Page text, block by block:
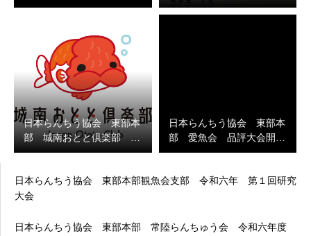
日本らんちう協会 東部本
部 城南おとと倶楽部 …
日本らんちう協会 東部本
部 愛魚会 品評大会開…
日本らんちう協会 東部本部観魚会支部 令和六年 第１回研究
大会
日本らんちう協会 東部本部 常陸らんちゅう会 令和六年度